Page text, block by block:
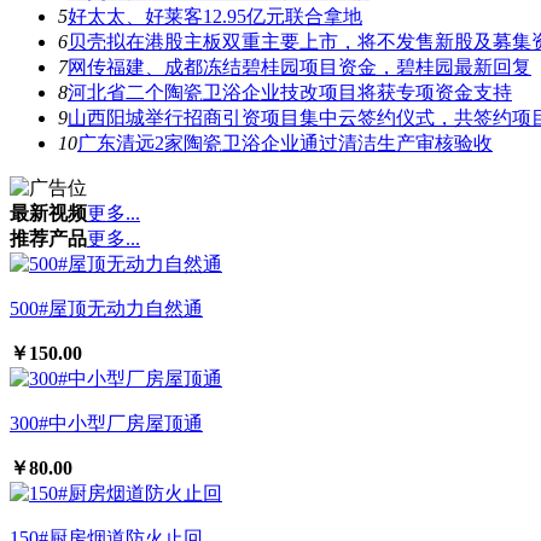
5好太太、好莱客12.95亿元联合拿地
6贝壳拟在港股主板双重主要上市，将不发售新股及募集
7网传福建、成都冻结碧桂园项目资金，碧桂园最新回复
8河北省二个陶瓷卫浴企业技改项目将获专项资金支持
9山西阳城举行招商引资项目集中云签约仪式，共签约项
10广东清远2家陶瓷卫浴企业通过清洁生产审核验收
最新视频更多...
推荐产品更多...
500#屋顶无动力自然通
￥150.00
300#中小型厂房屋顶通
￥80.00